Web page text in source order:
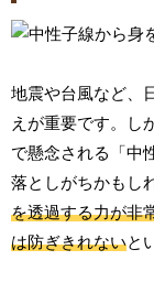
地震や台風など、
えが重要です。し
で懸念される「中
落としがちかもし
を透過する力が非
は防ぎきれないと